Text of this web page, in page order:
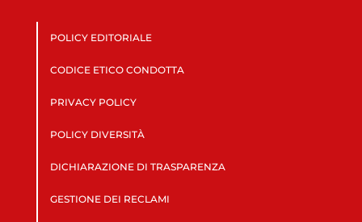
POLICY EDITORIALE
CODICE ETICO CONDOTTA
PRIVACY POLICY
POLICY DIVERSITÀ
DICHIARAZIONE DI TRASPARENZA
GESTIONE DEI RECLAMI